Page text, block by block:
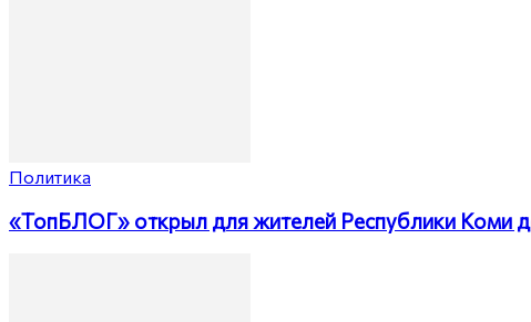
Политика
«ТопБЛОГ» открыл для жителей Республики Коми